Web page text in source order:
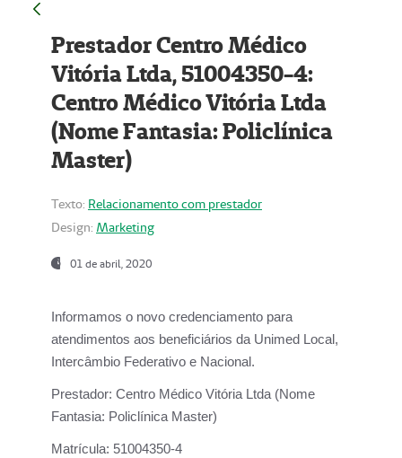
Prestador Centro Médico
Vitória Ltda, 51004350-4:
Centro Médico Vitória Ltda
(Nome Fantasia: Policlínica
Master)
Texto: Relacionamento com prestador
Design: Marketing
01 de abril, 2020
Informamos o novo credenciamento para
atendimentos aos beneficiários da Unimed Local,
Intercâmbio Federativo e Nacional.
Prestador: Centro Médico Vitória Ltda (Nome
Fantasia: Policlínica Master)
Matrícula: 51004350-4